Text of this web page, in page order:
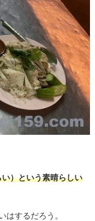
）という素晴らしい
はするだろう。